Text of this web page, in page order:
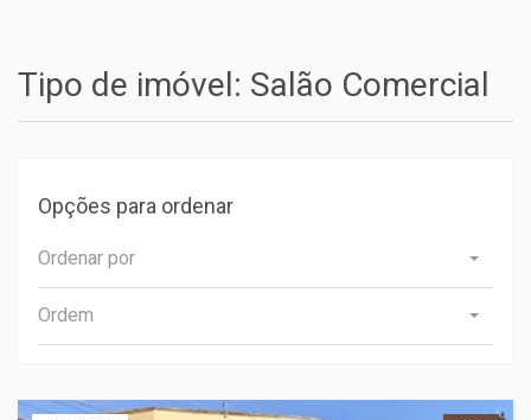
Tipo de imóvel: Salão Comercial
Opções para ordenar
Ordenar por
Ordem